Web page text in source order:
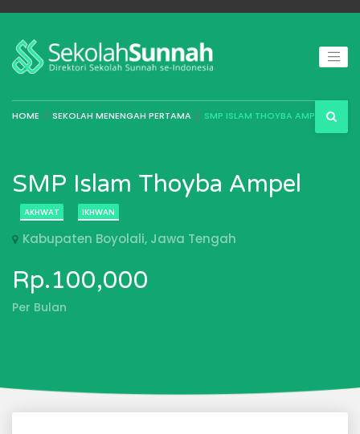
HOME SEKOLAH MENENGAH PERTAMA SMP ISLAM THOYBA AMPEL
SMP Islam Thoyba Ampel
AKHWAT IKHWAN
Kabupaten Boyolali, Jawa Tengah
Rp.100,000
Per Bulan